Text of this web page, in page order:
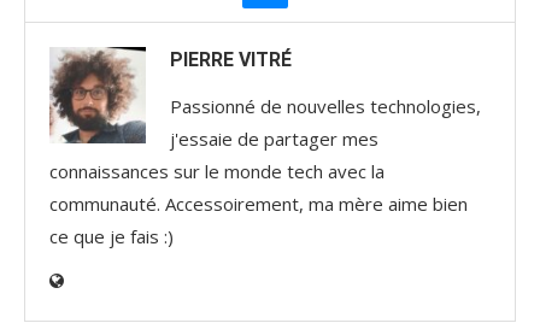
PIERRE VITRÉ
Passionné de nouvelles technologies,
j'essaie de partager mes
connaissances sur le monde tech avec la
communauté. Accessoirement, ma mère aime bien
ce que je fais :)